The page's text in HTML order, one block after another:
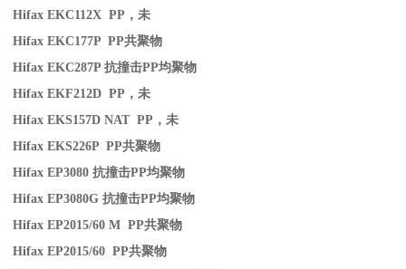
Hifax EKC112X PP ，未
Hifax EKC177P PP共聚物
Hifax EKC287P抗撞击PP均聚物
Hifax EKF212D PP ，未
Hifax EKS157D NAT PP ，未
Hifax EKS226P PP共聚物
Hifax EP3080抗撞击PP均聚物
Hifax EP3080G抗撞击PP均聚物
Hifax EP2015/60 M PP共聚物
Hifax EP2015/60 PP共聚物